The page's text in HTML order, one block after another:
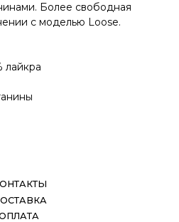
Более свободная
с моделью Loose.
лайкра